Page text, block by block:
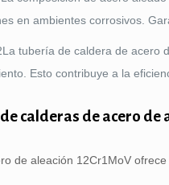
en ambientes corrosivos.
tubería de caldera de acero
Esto contribuye a la
calderas de acero de
de aleación 12Cr1MoV